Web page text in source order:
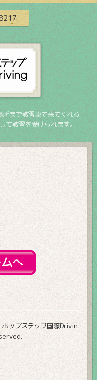
まで教習車で来てくれる
て教習を受けられます。
ップステップ国際Drivin